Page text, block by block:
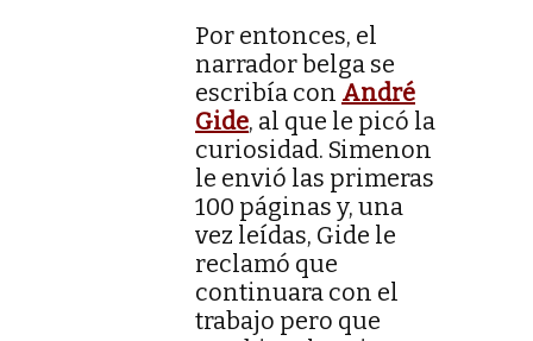
Por entonces, el
narrador belga se
escribía con André
Gide, al que le picó la
curiosidad. Simenon
le envió las primeras
100 páginas y, una
vez leídas, Gide le
reclamó que
continuara con el
trabajo pero que